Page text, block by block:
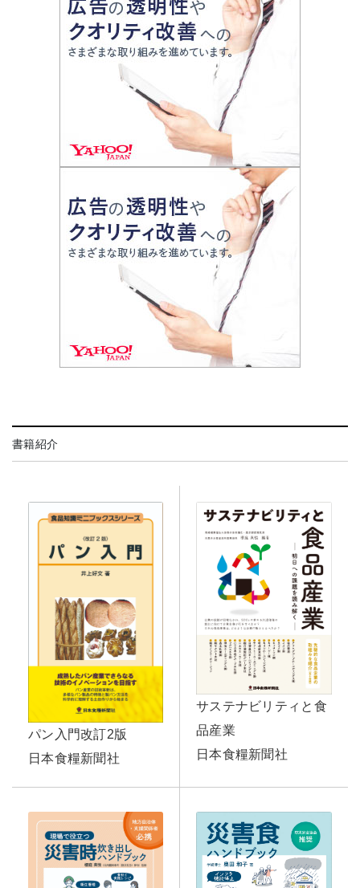
書籍紹介
パン入門改訂2版
日本食糧新聞社
サステナビリティと食
品産業
日本食糧新聞社